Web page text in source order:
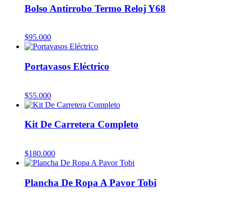
Bolso Antirrobo Termo Reloj Y68
$95.000
Portavasos Eléctrico
$55.000
Kit De Carretera Completo
$180.000
Plancha De Ropa A Pavor Tobi